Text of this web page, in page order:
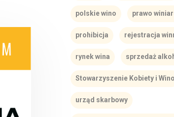
polskie wino prawo
prohibicja rejestracja
rynek wina sprzedaż
Stowarzyszenie Kobiety i Wino
urząd skarbowy